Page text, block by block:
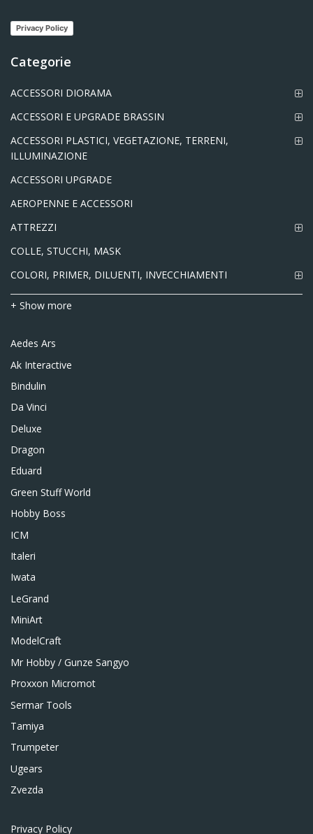
Privacy Policy
Categorie
ACCESSORI DIORAMA
ACCESSORI E UPGRADE BRASSIN
ACCESSORI PLASTICI, VEGETAZIONE, TERRENI,
ILLUMINAZIONE
ACCESSORI UPGRADE
AEROPENNE E ACCESSORI
ATTREZZI
COLLE, STUCCHI, MASK
COLORI, PRIMER, DILUENTI, INVECCHIAMENTI
+ Show more
Aedes Ars
Ak Interactive
Bindulin
Da Vinci
Deluxe
Dragon
Eduard
Green Stuff World
Hobby Boss
ICM
Italeri
Iwata
LeGrand
MiniArt
ModelCraft
Mr Hobby / Gunze Sangyo
Proxxon Micromot
Sermar Tools
Tamiya
Trumpeter
Ugears
Zvezda
Privacy Policy